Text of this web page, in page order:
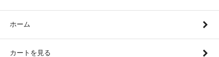
ホーム
カートを見る